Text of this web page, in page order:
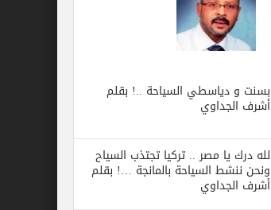
بسنت و دياسطي السياحة ..! بقلم
أشرف الجداوي
لله درك يا مصر .. تركيا تجتذب السياح
ونحن ننشط السياحة بالمانجة …! بقلم
أشرف الجداوي